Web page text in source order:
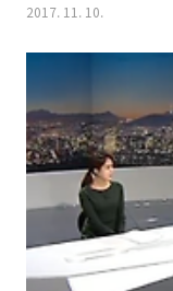
시 고든(1980), 메트로
(1992) 등을 중심으로
링크]Queen Forever
화음악 10회 녹음은 문
아니스트 문용의 다정한
2017. 11. 10.